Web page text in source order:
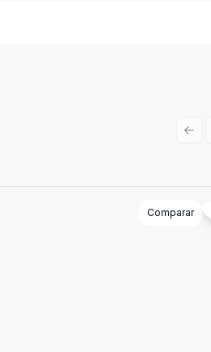
Comparar